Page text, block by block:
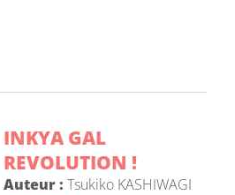
INKYA GAL
REVOLUTION !
Auteur : Tsukiko KASHIWAGI